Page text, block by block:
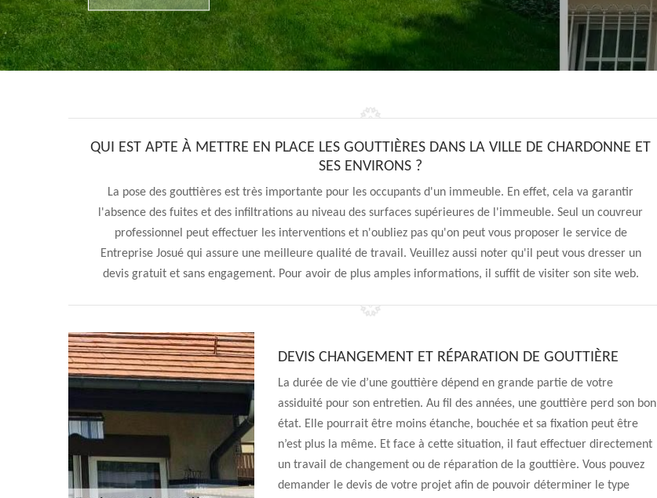
QUI EST APTE À METTRE EN PLACE LES GOUTTIÈRES DANS LA VILLE DE CHARDONNE ET
SES ENVIRONS ?
La pose des gouttières est très importante pour les occupants d'un immeuble. En effet, cela va garantir
l'absence des fuites et des infiltrations au niveau des surfaces supérieures de l'immeuble. Seul un couvreur
professionnel peut effectuer les interventions et n'oubliez pas qu'on peut vous proposer le service de
Entreprise Josué qui assure une meilleure qualité de travail. Veuillez aussi noter qu'il peut vous dresser un
devis gratuit et sans engagement. Pour avoir de plus amples informations, il suffit de visiter son site web.
DEVIS CHANGEMENT ET RÉPARATION DE GOUTTIÈRE
La durée de vie d’une gouttière dépend en grande partie de votre
assiduité pour son entretien. Au fil des années, une gouttière perd son bon
état. Elle pourrait être moins étanche, bouchée et sa fixation peut être
n’est plus la même. Et face à cette situation, il faut effectuer directement
un travail de changement ou de réparation de la gouttière. Vous pouvez
demander le devis de votre projet afin de pouvoir déterminer le type